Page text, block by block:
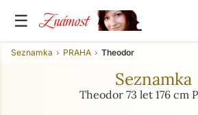
☰ Známost
Seznamka PRAHA Theodor
Seznamka
Theodor 73 let 176 cm